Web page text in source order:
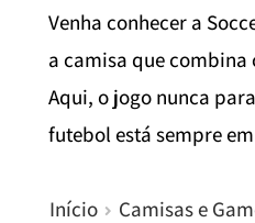
Venha conhecer a
a camisa que
Aqui, o jogo nunca
futebol está sempre
Início Camisas e